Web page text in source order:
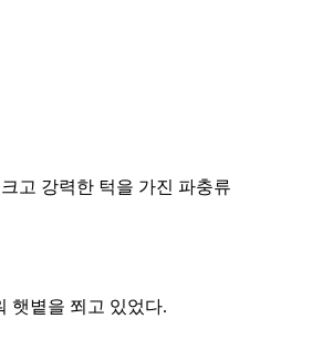
고 강력한 턱을 가진 파충류
햇볕을 쬐고 있었다.